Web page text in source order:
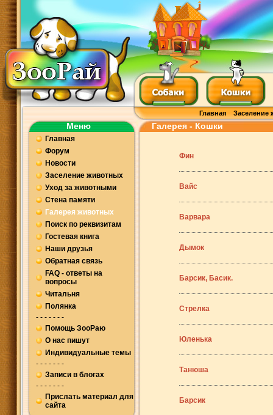
Главная Заселение
Меню
Главная
Форум
Новости
Заселение животных
Уход за животными
Стена памяти
Галерея животных
Поиск по реквизитам
Гостевая книга
Наши друзья
Обратная связь
FAQ - ответы на
вопросы
Читальня
Полянка
- - - - - - -
Помощь ЗооРаю
О нас пишут
Индивидуальные темы
- - - - - - -
Записи в блогах
- - - - - - -
Прислать материал для
сайта
Галерея - Кошки
Фин
Вайс
Варвара
Дымок
Барсик, Басик.
Стрелка
Юленька
Танюша
Барсик